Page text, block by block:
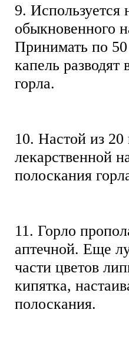
9. Используется
обыкновенного
Принимать по 50
капель
горла.
10. Настой из
лекарственной
полоскания
11. Горло
аптечной. Еще
части цветов
кипятка,
полоскания.